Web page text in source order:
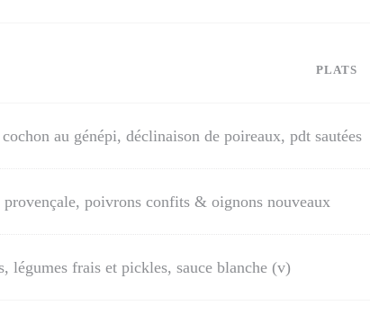
PLATS
au génépi, déclinaison de poireaux, pdt sautées
provençale, poivrons confits & oignons nouveaux
légumes frais et pickles, sauce blanche (v)